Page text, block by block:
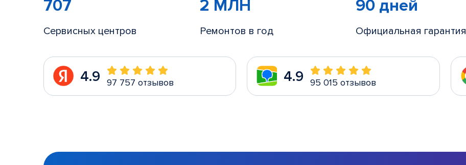
707
Сервисных центров
2 МЛН
Ремонтов в год
90 дней
Официальная гарантия
4.9 97 757 отзывов 4.9 95 015 отзывов